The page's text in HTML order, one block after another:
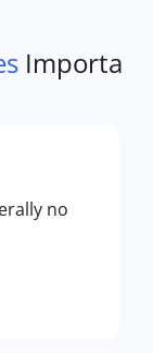
Importa
no